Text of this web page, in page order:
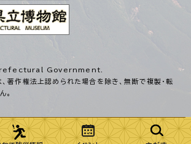
Government.
著作権法上認められた場合を除き、無断で複製・転
。